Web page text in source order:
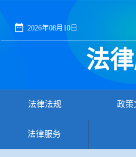
法
2026年08月10日
法律法规 政策
法律服务